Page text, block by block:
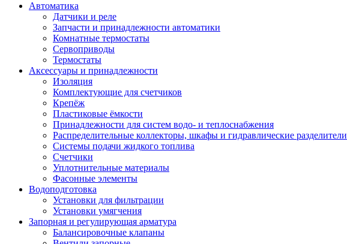
Автоматика
Датчики и реле
Запчасти и принадлежности автоматики
Комнатные термостаты
Сервоприводы
Термостаты
Аксессуары и принадлежности
Изоляция
Комплектующие для счетчиков
Крепёж
Пластиковые ёмкости
Принадлежности для систем водо- и теплоснабжения
Распределительные коллекторы, шкафы и гидравлические разделители
Системы подачи жидкого топлива
Счетчики
Уплотнительные материалы
Фасонные элементы
Водоподготовка
Установки для фильтрации
Установки умягчения
Запорная и регулирующая арматура
Балансировочные клапаны